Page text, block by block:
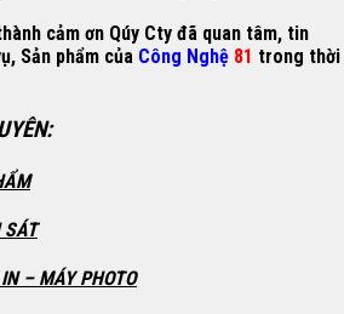
cảm ơn Qúy Cty đã quan tâm, tin
Sản phẩm của Công Nghệ 81 trong thời
:
SÁT
– MÁY PHOTO